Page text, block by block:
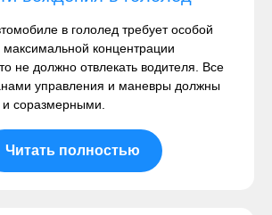
в гололед требует особой
максимальной концентрации
не должно отвлекать водителя. Все
управления и маневры должны
соразмерными.
Читать полностью